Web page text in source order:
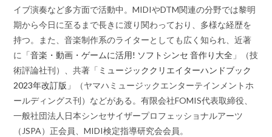
イブ演奏など多方面で活動中。MIDIやDTM関連の分野では黎明
期から今日に至るまで長きに渡り関わっており、多様な経歴を
持つ。また、音楽制作系のライターとしても広く知られ、近著
に「音楽・動画・ゲームに活用! ソフトシンセ 音作り大全 」（技
術評論社刊）、共著「 ミュージッククリエイターハンドブック
2023年改訂版 」（ヤマハミュージックエンターテインメントホ
ールディングス刊）などがある。有限会社FOMIS代表取締役、
一般社団法人日本シンセサイザープロフェッショナルアーツ
（JSPA）正会員、MIDI検定指導研究会会員。